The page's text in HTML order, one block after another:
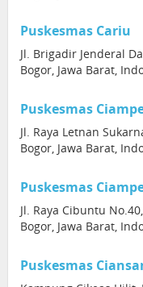
Puskesmas Cariu
Jl. Brigadir Jenderal
Bogor, Jawa Barat,
Puskesmas
Jl. Raya Letnan
Bogor, Jawa Barat,
Puskesmas
Jl. Raya Cibuntu
Bogor, Jawa Barat,
Puskesmas